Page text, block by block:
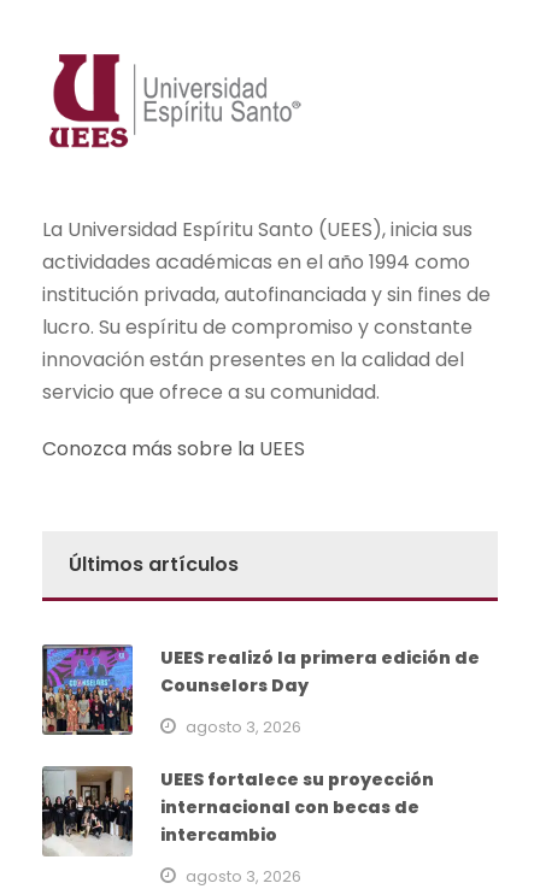
La Universidad Espíritu Santo (UEES), inicia sus
actividades académicas en el año 1994 como
institución privada, autofinanciada y sin fines de
lucro. Su espíritu de compromiso y constante
innovación están presentes en la calidad del
servicio que ofrece a su comunidad.
Conozca más sobre la UEES
Últimos artículos
UEES realizó la primera edición de
Counselors Day
agosto 3, 2026
UEES fortalece su proyección
internacional con becas de
intercambio
agosto 3, 2026